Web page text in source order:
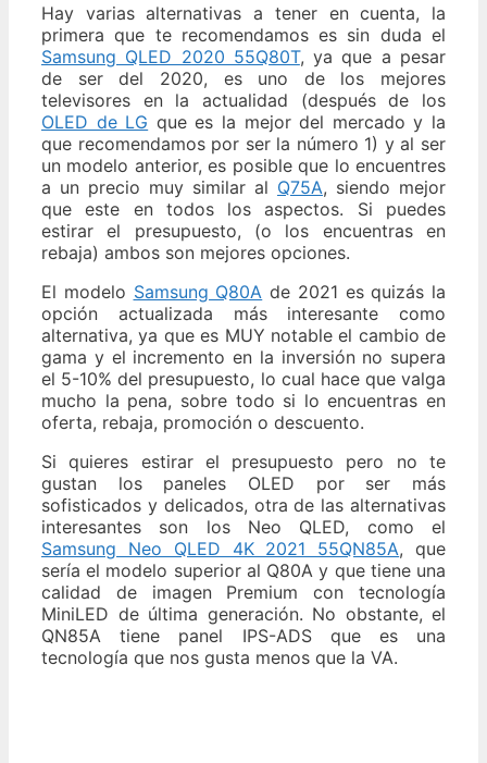
Hay varias alternativas a tener en cuenta, la
primera que te recomendamos es sin duda el
Samsung QLED 2020 55Q80T, ya que a pesar
de ser del 2020, es uno de los mejores
televisores en la actualidad (después de los
OLED de LG que es la mejor del mercado y la
que recomendamos por ser la número 1) y al ser
un modelo anterior, es posible que lo encuentres
a un precio muy similar al Q75A, siendo mejor
que este en todos los aspectos. Si puedes
estirar el presupuesto, (o los encuentras en
rebaja) ambos son mejores opciones.
El modelo Samsung Q80A de 2021 es quizás la
opción actualizada más interesante como
alternativa, ya que es MUY notable el cambio de
gama y el incremento en la inversión no supera
el 5-10% del presupuesto, lo cual hace que valga
mucho la pena, sobre todo si lo encuentras en
oferta, rebaja, promoción o descuento.
Si quieres estirar el presupuesto pero no te
gustan los paneles OLED por ser más
sofisticados y delicados, otra de las alternativas
interesantes son los Neo QLED, como el
Samsung Neo QLED 4K 2021 55QN85A, que
sería el modelo superior al Q80A y que tiene una
calidad de imagen Premium con tecnología
MiniLED de última generación. No obstante, el
QN85A tiene panel IPS-ADS que es una
tecnología que nos gusta menos que la VA.